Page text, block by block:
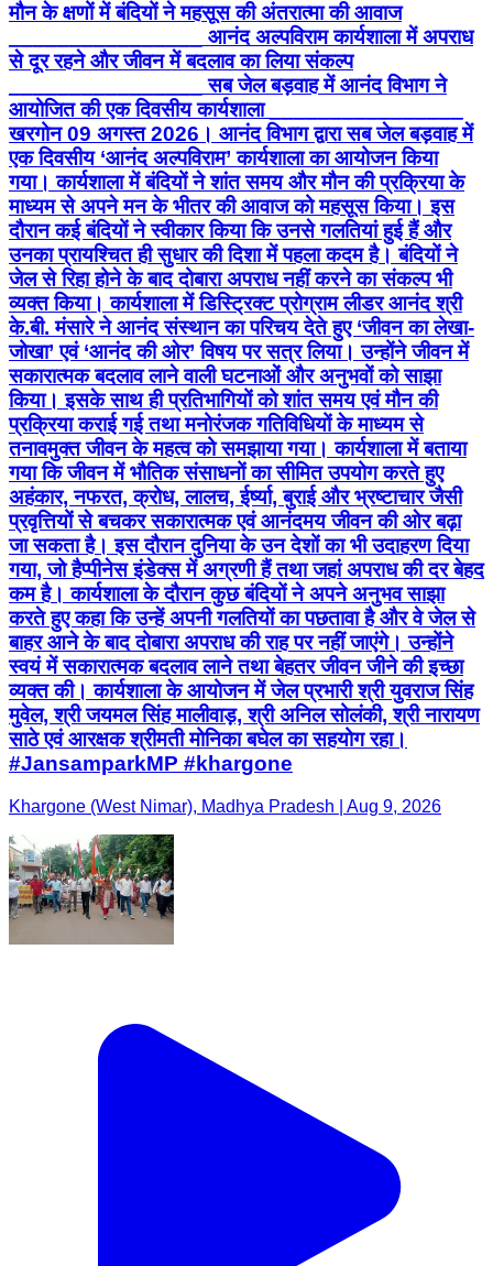
मौन के क्षणों में बंदियों ने महसूस की अंतरात्मा की आवाज
________________ आनंद अल्पविराम कार्यशाला में अपराध
से दूर रहने और जीवन में बदलाव का लिया संकल्प
________________ सब जेल बड़वाह में आनंद विभाग ने
आयोजित की एक दिवसीय कार्यशाला ________________
खरगोन 09 अगस्त 2026। आनंद विभाग द्वारा सब जेल बड़वाह में
एक दिवसीय ‘आनंद अल्पविराम’ कार्यशाला का आयोजन किया
गया। कार्यशाला में बंदियों ने शांत समय और मौन की प्रक्रिया के
माध्यम से अपने मन के भीतर की आवाज को महसूस किया। इस
दौरान कई बंदियों ने स्वीकार किया कि उनसे गलतियां हुई हैं और
उनका प्रायश्चित ही सुधार की दिशा में पहला कदम है। बंदियों ने
जेल से रिहा होने के बाद दोबारा अपराध नहीं करने का संकल्प भी
व्यक्त किया। कार्यशाला में डिस्ट्रिक्ट प्रोग्राम लीडर आनंद श्री
के.बी. मंसारे ने आनंद संस्थान का परिचय देते हुए ‘जीवन का लेखा-
जोखा’ एवं ‘आनंद की ओर’ विषय पर सत्र लिया। उन्होंने जीवन में
सकारात्मक बदलाव लाने वाली घटनाओं और अनुभवों को साझा
किया। इसके साथ ही प्रतिभागियों को शांत समय एवं मौन की
प्रक्रिया कराई गई तथा मनोरंजक गतिविधियों के माध्यम से
तनावमुक्त जीवन के महत्व को समझाया गया। कार्यशाला में बताया
गया कि जीवन में भौतिक संसाधनों का सीमित उपयोग करते हुए
अहंकार, नफरत, क्रोध, लालच, ईर्ष्या, बुराई और भ्रष्टाचार जैसी
प्रवृत्तियों से बचकर सकारात्मक एवं आनंदमय जीवन की ओर बढ़ा
जा सकता है। इस दौरान दुनिया के उन देशों का भी उदाहरण दिया
गया, जो हैप्पीनेस इंडेक्स में अग्रणी हैं तथा जहां अपराध की दर बेहद
कम है। कार्यशाला के दौरान कुछ बंदियों ने अपने अनुभव साझा
करते हुए कहा कि उन्हें अपनी गलतियों का पछतावा है और वे जेल से
बाहर आने के बाद दोबारा अपराध की राह पर नहीं जाएंगे। उन्होंने
स्वयं में सकारात्मक बदलाव लाने तथा बेहतर जीवन जीने की इच्छा
व्यक्त की। कार्यशाला के आयोजन में जेल प्रभारी श्री युवराज सिंह
मुवेल, श्री जयमल सिंह मालीवाड़, श्री अनिल सोलंकी, श्री नारायण
साठे एवं आरक्षक श्रीमती मोनिका बघेल का सहयोग रहा।
#JansamparkMP #khargone
Khargone (West Nimar), Madhya Pradesh | Aug 9, 2026